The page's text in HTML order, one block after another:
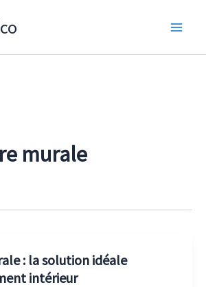
murale
: la solution idéale
intérieur